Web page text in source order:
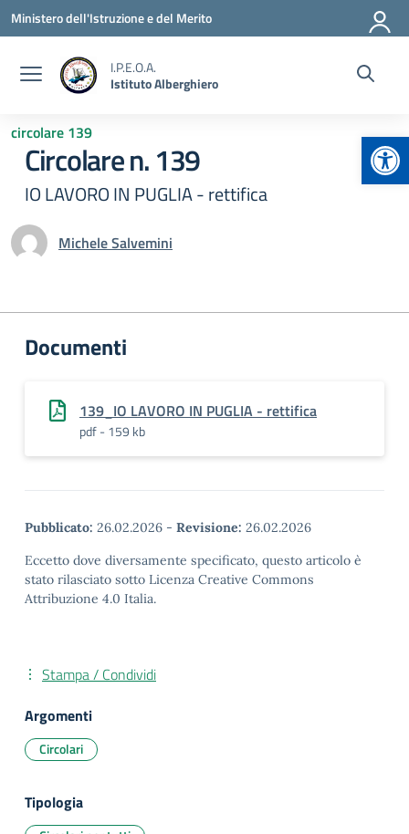
Vai ai contenuti
Vai al menu di navigazione
Vai al footer
Ministero dell'Istruzione e del Merito
I.P.E.O.A.
Istituto Alberghiero
circolare 139
Circolare n. 139
IO LAVORO IN PUGLIA - rettifica
Michele Salvemini
Documenti
139_IO LAVORO IN PUGLIA - rettifica
pdf - 159 kb
Pubblicato: 26.02.2026 - Revisione: 26.02.2026
Eccetto dove diversamente specificato, questo articolo è
stato rilasciato sotto Licenza Creative Commons
Attribuzione 4.0 Italia.
Stampa / Condividi
Argomenti
Circolari
Tipologia